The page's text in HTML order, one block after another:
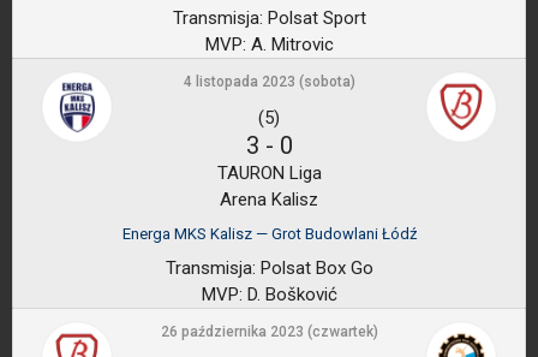
Transmisja: Polsat Sport
MVP: A. Mitrovic
4 listopada 2023 (sobota)
(5)
3 - 0
TAURON Liga
Arena Kalisz
Energa MKS Kalisz — Grot Budowlani Łódź
Transmisja: Polsat Box Go
MVP: D. Bošković
26 października 2023 (czwartek)